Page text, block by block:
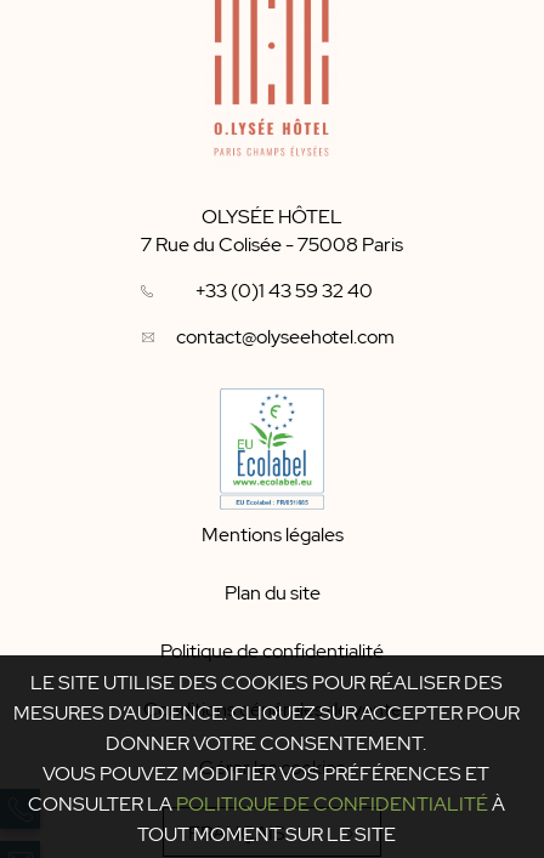
OLYSÉE HÔTEL
7 Rue du Colisée-75008 Paris
+33 (0)1 43 59 32 40
contact@olyseehotel.com
Mentions légales
Plan du site
Politique de confidentialité
Conditions générales de vente
Gérer les cookies
FRANÇAIS
LE SITE UTILISE DES COOKIES POUR RÉALISER DES
MESURES D’AUDIENCE. CLIQUEZ SUR ACCEPTER POUR
DONNER VOTRE CONSENTEMENT.
VOUS POUVEZ MODIFIER VOS PRÉFÉRENCES ET
CONSULTER LAPOLITIQUE DE CONFIDENTIALITÉÀ
TOUT MOMENT SUR LE SITE